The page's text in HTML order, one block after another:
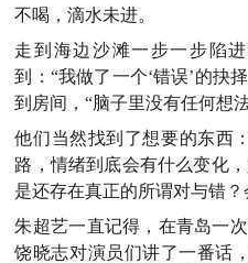
不喝，滴水未进。
走到海边沙滩一步一步陷
到：“我做了一个‘错误’的抉
到房间，“脑子里没有任何想
他们当然找到了想要的东西
路，情绪到底会有什么变化
是还存在真正的所谓对与错
朱超艺一直记得，在青岛一
饶晓志对演员们讲了一番话